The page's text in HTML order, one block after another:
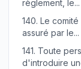
règlement, le...
140. Le
assuré par le...
141. Toute
d'introduire